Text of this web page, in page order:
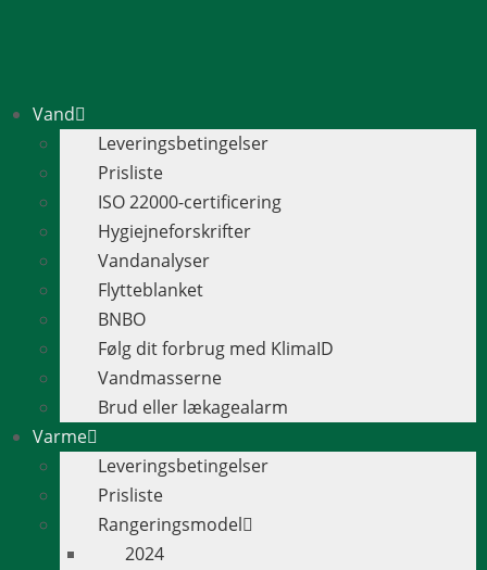
Vand
Leveringsbetingelser
Prisliste
ISO 22000-certificering
Hygiejneforskrifter
Vandanalyser
Flytteblanket
BNBO
Følg dit forbrug med KlimaID
Vandmasserne
Brud eller lækagealarm
Varme
Leveringsbetingelser
Prisliste
Rangeringsmodel
2024